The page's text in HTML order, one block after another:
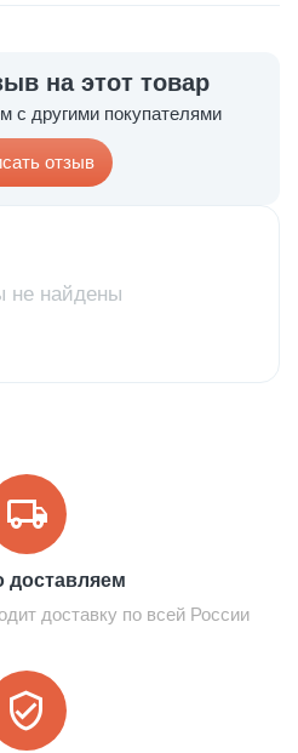
на этот товар
с другими покупателями
отзыв
не найдены
доставляем
доставку по всей России